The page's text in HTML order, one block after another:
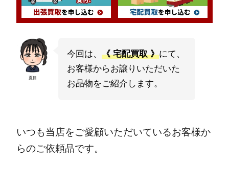
夏目
今回は、 《 宅配買取 》にて、
お客様からお譲りいただいた
お品物をご紹介します。
いつも当店をご愛顧いただいているお客様か
らのご依頼品です。